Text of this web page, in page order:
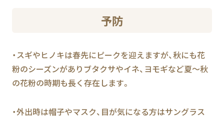
予防
・スギやヒノキは春先にピークを迎えますが、秋にも花
粉のシーズンがありブタクサやイネ、ヨモギなど夏～秋
の花粉の時期も長く存在します。
・外出時は帽子やマスク、目が気になる方はサングラス